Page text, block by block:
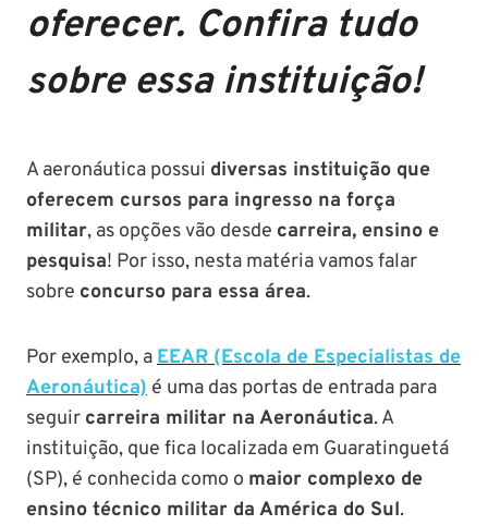
oferecer. Confira tudo
sobre essa instituição!
PM SE tem
Concurso
sobre!
Concurso
Soldado!
A aeronáutica possui diversas instituição que
oferecem cursos para ingresso na força
militar, as opções vão desde carreira, ensino e
pesquisa! Por isso, nesta matéria vamos falar
sobre concurso para essa área.
Por exemplo, aEEAR (Escola de Especialistas de
Aeronáutica) é uma das portas de entrada para
seguir carreira militar na Aeronáutica. A
instituição, que fica localizada em Guaratinguetá
(SP), é conhecida como o maior complexo de
ensino técnico militar da América do Sul.